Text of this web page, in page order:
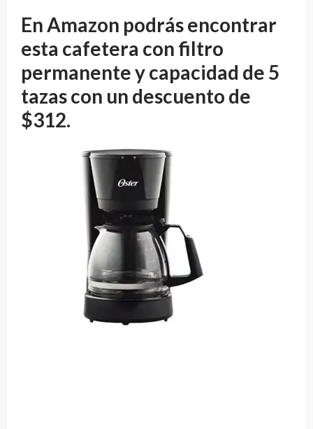
En Amazon podrás encontrar
esta cafetera con filtro
permanente y capacidad de 5
tazas con un descuento de
$312.